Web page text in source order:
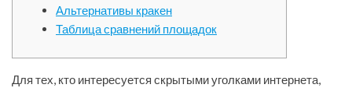
Альтернативы кракен
Таблица сравнений площадок
Для тех, кто интересуется скрытыми уголками интернета,